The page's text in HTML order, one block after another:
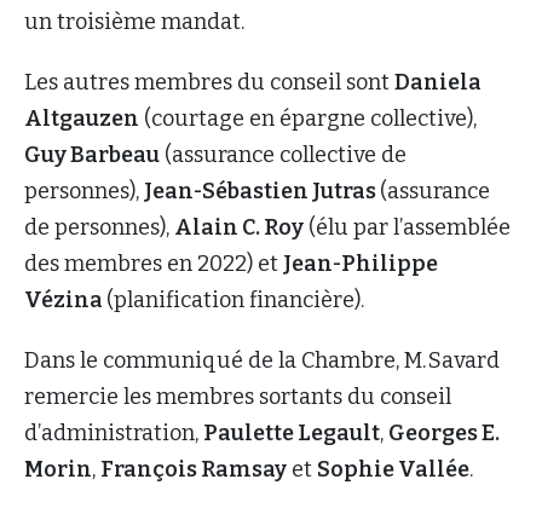
un troisième mandat.
Les autres membres du conseil sontDaniela
Altgauzen (courtage en épargne collective),
Guy Barbeau (assurance collective de
personnes), Jean-Sébastien Jutras(assurance
de personnes), Alain C. Roy (élu par l’assemblée
des membres en 2022) et Jean-Philippe
Vézina (planification financière).
Dans le communiqué de la Chambre, M. Savard
remercie les membres sortants du conseil
d’administration, Paulette Legault, Georges E.
Morin, François Ramsay et Sophie Vallée.